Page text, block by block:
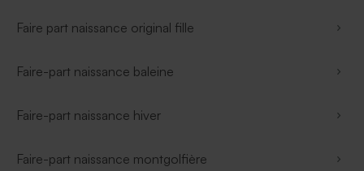
Faire part naissance original fille
Faire-part naissance baleine
Faire-part naissance hiver
Faire-part naissance montgolfière